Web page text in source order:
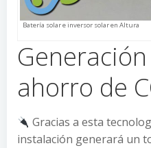
Batería solar e inversor solar en Altura
ahorro de
Gracias a esta
instalación generará un